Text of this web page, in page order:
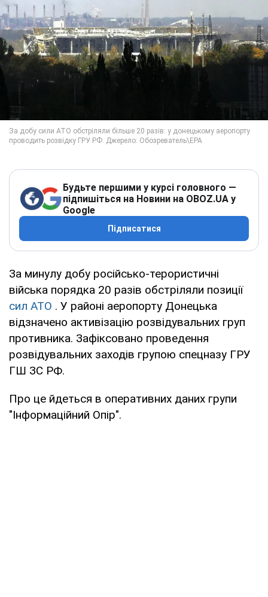
Будьте першими у курсі головного —
підпишіться на Новини на OBOZ.UA у
Google
Підписатися
За минулу добу російсько-терористичні
війська порядка 20 разів обстріляли позиції
сил АТО . У районі аеропорту Донецька
відзначено активізацію розвідувальних груп
противника. Зафіксовано проведення
розвідувальних заходів групою спецназу ГРУ
ГШ ЗС РФ.
Про це йдеться в оперативних даних групи
"Інформаційний Опір".